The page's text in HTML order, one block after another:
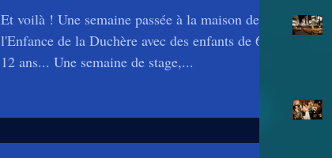
Et voilà ! Une semaine passée à la maison de
l'Enfance de la Duchère avec des enfants de 6 à
12 ans... Une semaine de stage,...